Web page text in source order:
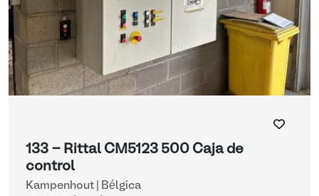
133 - Rittal CM5123 500 Caja de
control
Kampenhout | Bélgica